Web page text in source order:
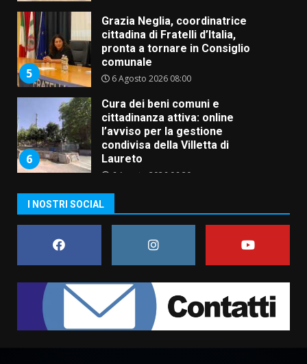
6
Cura dei beni comuni e
cittadinanza attiva: online
l’avviso per la gestione
condivisa della Villetta di
Laureto
7
La magia del Minareto e la prima
assoluta de “L’Albergo
Belvedere. Il rapimento”
6 Agosto 2026 06:15
“I Contestatori: Musica di
Rivoluzione”: nuovo
appuntamento con “Fasano in
7 Agosto 2026 06:05
2
US Fasano, Scianaro: “Profonda
amarezza per esclusione dal
campionato di calcio”
7 Agosto 2026 06:00
I NOSTRI SOCIAL